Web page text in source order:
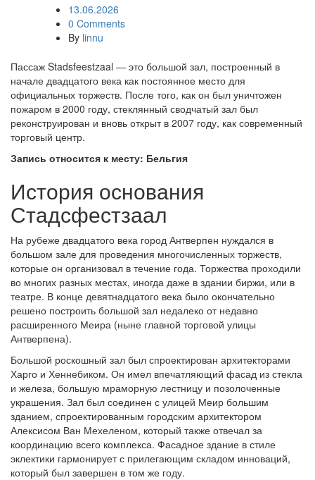
13.06.2026
0 Comments
By linnu
Пассаж Stadsfeestzaal — это большой зал, построенный в
начале двадцатого века как постоянное место для
официальных торжеств. После того, как он был уничтожен
пожаром в 2000 году, стеклянный сводчатый зал был
реконструирован и вновь открыт в 2007 году, как современный
торговый центр.
Запись относится к месту: Бельгия
История основания
Стадсфестзаал
На рубеже двадцатого века город Антверпен нуждался в
большом зале для проведения многочисленных торжеств,
которые он организовал в течение года. Торжества проходили
во многих разных местах, иногда даже в здании биржи, или в
театре. В конце девятнадцатого века было окончательно
решено построить большой зал недалеко от недавно
расширенного Меира (ныне главной торговой улицы
Антверпена).
Большой роскошный зал был спроектирован архитекторами
Харго и Хеннебиком. Он имел впечатляющий фасад из стекла
и железа, большую мраморную лестницу и позолоченные
украшения. Зал был соединен с улицей Меир большим
зданием, спроектированным городским архитектором
Алексисом Ван Мехеленом, который также отвечал за
координацию всего комплекса. Фасадное здание в стиле
эклектики гармонирует с прилегающим складом инноваций,
который был завершен в том же году.